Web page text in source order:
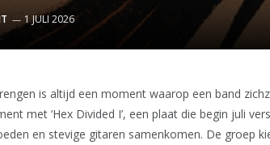
1 JULI 2026
is altijd een moment waarop een band
met ‘Hex Divided I’, een plaat die begin juli
en stevige gitaren samenkomen. De groep